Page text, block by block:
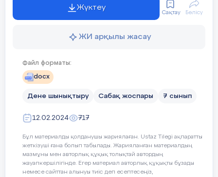
Жүктеу
Сақтау Бөлісу
ЖИ арқылы жасау
Файл форматы:
docx
Дене шынықтыру Сабақ жоспары 7 сынып
12.02.2024 717
Бұл материалды қолданушы жариялаған. Ustaz Tilegi ақпаратты
жеткізуші ғана болып табылады. Жарияланған материалдың
мазмұны мен авторлық құқық толықтай автордың
жауапкершілігінде. Егер материал авторлық құқықты бұзады
немесе сайттан алынуы тиіс деп есептесеңіз,